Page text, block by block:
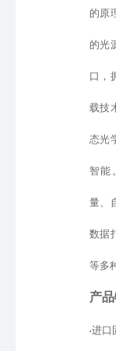
的原
的光
口 ，
载技
态光
智能
量、
数据
等多
产
•进口